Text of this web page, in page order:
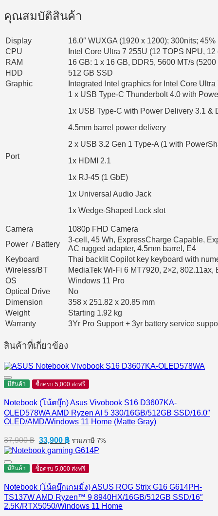
คุณสมบัติสินค้า
Display
16.0″ WUXGA (1920 x 1200); 300nits;
CPU
Intel Core Ultra 7 255U (12 TOPS NPU,
RAM
16 GB: 1 x 16 GB, DDR5, 5600 MT/s
HDD
512 GB SSD
Graphic
Integrated Intel graphics for Intel Core
Port
1 x USB Type-C Thunderbolt 4.0 with
1x USB Type-C with Power Delivery 3.1 &
4.5mm barrel power delivery
2 x USB 3.2 Gen 1 Type-A (1 with
1x HDMI 2.1
1x RJ-45 (1 GbE)
1x Universal Audio Jack
1x Wedge-Shaped Lock slot
Camera
1080p FHD Camera
Power / Battery
3-cell, 45 Wh, ExpressCharge Capable,
AC rugged adapter, 4.5mm barrel, E4
Keyboard
Thai backlit Copilot key keyboard with
Wireless/BT
MediaTek Wi-Fi 6 MT7920, 2×2,
OS
Windows 11 Pro
Optical Drive
No
Dimension
358 x 251.82 x 20.85 mm
Weight
Starting 1.92 kg
Warranty
3Yr Pro Support + 3yr battery service
สินค้าที่เกี่ยวข้อง
มีสินค้า ซื้อครบ 5,000 ส่งฟรี
Notebook (โน้ตบุ๊ก) Asus Vivobook S16 D3607KA-
OLED578WA AMD Ryzen AI 5 330/16GB/512GB SSD/16.0″
OLED/AMD/Windows 11 Home (Matte Gray)
37,900฿ Original
price
was:
37,900 ฿.
33,900 ฿Current
price
is:
33,900 ฿.
รวมภาษี 7%
มีสินค้า ซื้อครบ 5,000 ส่งฟรี
Notebook (โน้ตบุ๊กเกมมิ่ง) ASUS ROG Strix G16 G614PH-
TS137W AMD Ryzen™ 9 8940HX/16GB/512GB SSD/16″
2.5K/RTX5050/Windows 11 Home